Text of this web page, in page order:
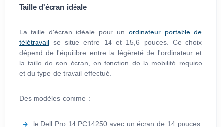
Taille d'écran idéale
La taille d'écran idéale pour un ordinateur portable de
télétravailse situe entre 14 et 15,6 pouces. Ce choix
dépend de l'équilibre entre la légèreté de l'ordinateur et
la taille de son écran, en fonction de la mobilité requise
et du type de travail effectué.
Des modèles comme :
le Dell Pro 14 PC14250 avec un écran de 14 pouces